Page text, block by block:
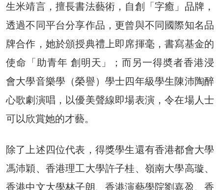
生米靖言，擅長書法藝術，自創「字癒」品牌，
透過不同平台分享作品，更曾與不同國際知名品
牌合作，她於頒授典禮上即席揮毫，書寫基金的
使命「助青年 創明天」；而另一得奬者香港浸
會大學音樂學（榮譽）學士四年級學生陳沛陶醉
心歌劇演唱，以優美聲線即場表演，令在場人士
可以欣賞她的才藝。
除了上述四位代表，得獎學生還有香港都會大學
馮沛穎、香港理工大學許子桂、嶺南大學高璇、
香港中文大學林子朗、香港演藝學院劉嘉盈、香